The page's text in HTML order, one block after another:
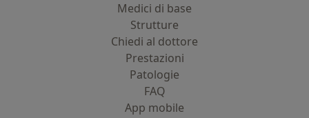
Medici di base
Strutture
Chiedi al dottore
Prestazioni
Patologie
FAQ
App mobile